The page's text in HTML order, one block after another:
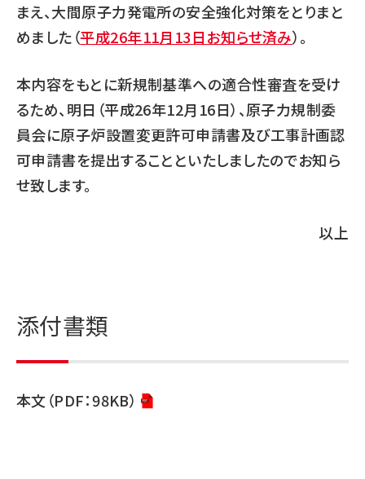
まえ、大間原子力発電所の安全強化対策をとりまと
めました（平成26年11月13日お知らせ済み）。
本内容をもとに新規制基準への適合性審査を受け
るため、明日（平成26年12月16日）、原子力規制委
員会に原子炉設置変更許可申請書及び工事計画認
可申請書を提出することといたしましたのでお知ら
せ致します。
以上
添付書類
本文（PDF：98KB）